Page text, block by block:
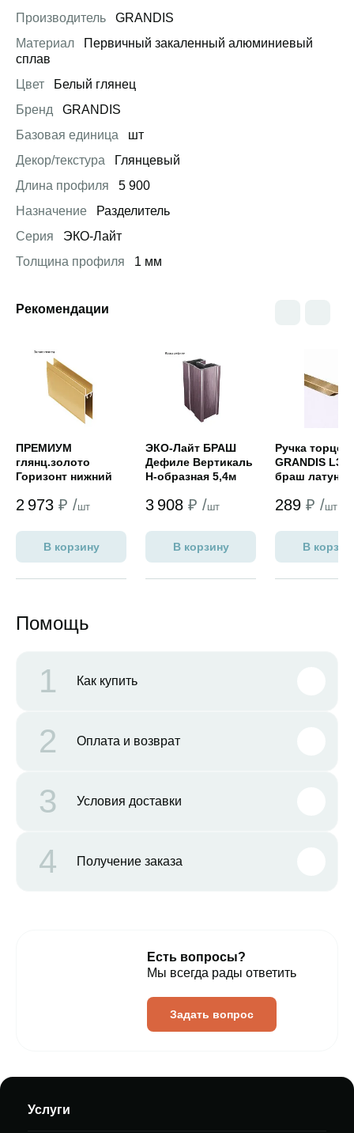
Производитель
GRANDIS
Материал
Первичный закаленный алюминиевый
сплав
Цвет
Белый глянец
Бренд
GRANDIS
Базовая единица
шт
Декор/текстура
Глянцевый
Длина профиля
5 900
Назначение
Разделитель
Серия
ЭКО-Лайт
Толщина профиля
1 мм
Рекомендации
ПРЕМИУМ
глянц.золото
Горизонт нижний
2 973 ₽ /шт
В корзину
ЭКО-Лайт БРАШ
Дефиле Вертикаль
H-образная 5,4м
3 908 ₽ /шт
В корзину
Ручка
GRANDIS L3
браш латунь
289 ₽ /шт
В
Помощь
1 Как купить
2 Оплата и возврат
3 Условия доставки
4 Получение заказа
Есть вопросы?
Мы всегда рады ответить
Задать вопрос
Услуги